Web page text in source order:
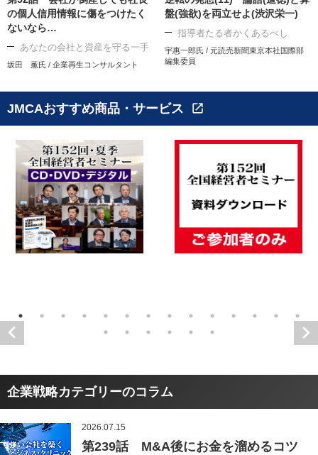
の個人信用情報に傷をつけたく
ないなら…
あなたの会社と資産を守る一手
坂田 薫氏 / 企業再生コンサルタント
盤(強欲)を両立せよ(渋沢栄一)
指導者たる者かくあるべし
宇惠一郎氏 / 元読売新聞東京本社国際部
編集委員
JMCAおすすめ商品・サービス open_in_new
企業戦略カテゴリーのコラム
2026.07.15
第239話 M&A後にお金を溜めるコツ